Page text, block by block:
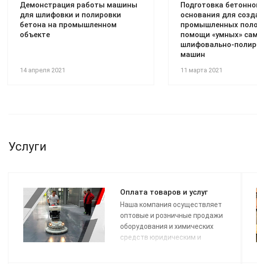
14 апреля 2021
Демонстрация работы машины
для шлифовки и полировки
бетона на промышленном
объекте
11 марта 2021
Подготовка
основания для
промышленных
помощи «умных»
шлифовально-
машин
Услуги
Оплата товаров и услуг
Наша компания осуществляет
оптовые и розничные продажи
оборудования и химических
средств юридическим и